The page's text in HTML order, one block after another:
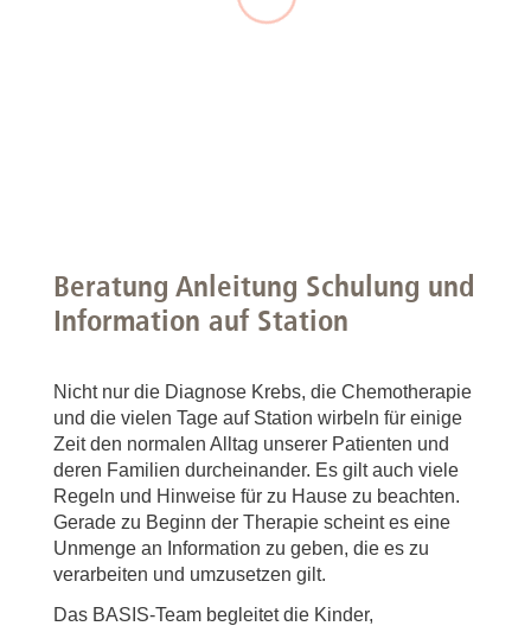
Beratung Anleitung Schulung und
Information auf Station
Nicht nur die Diagnose Krebs, die Chemotherapie
und die vielen Tage auf Station wirbeln für einige
Zeit den normalen Alltag unserer Patienten und
deren Familien durcheinander. Es gilt auch viele
Regeln und Hinweise für zu Hause zu beachten.
Gerade zu Beginn der Therapie scheint es eine
Unmenge an Information zu geben, die es zu
verarbeiten und umzusetzen gilt.
Das BASIS-Team begleitet die Kinder,